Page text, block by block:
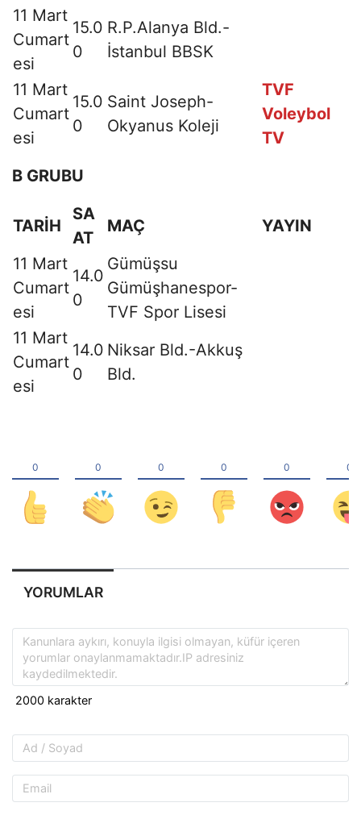
11 Mart
Cumart
esi
15.0
0
R.P.Alanya Bld.-
İstanbul BBSK
11 Mart
Cumart
esi
15.0
0
Saint Joseph-
Okyanus Koleji
TVF
Voleybol
TV
B GRUBU
TARİH
SA
AT
MAÇ
YAYIN
11 Mart
Cumart
esi
14.0
0
Gümüşsu
Gümüşhanespor-
TVF Spor Lisesi
11 Mart
Cumart
esi
14.0
0
Niksar Bld.-Akkuş
Bld.
YORUMLAR